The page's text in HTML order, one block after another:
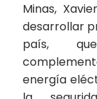
Minas,
desarrollar
país,
energía